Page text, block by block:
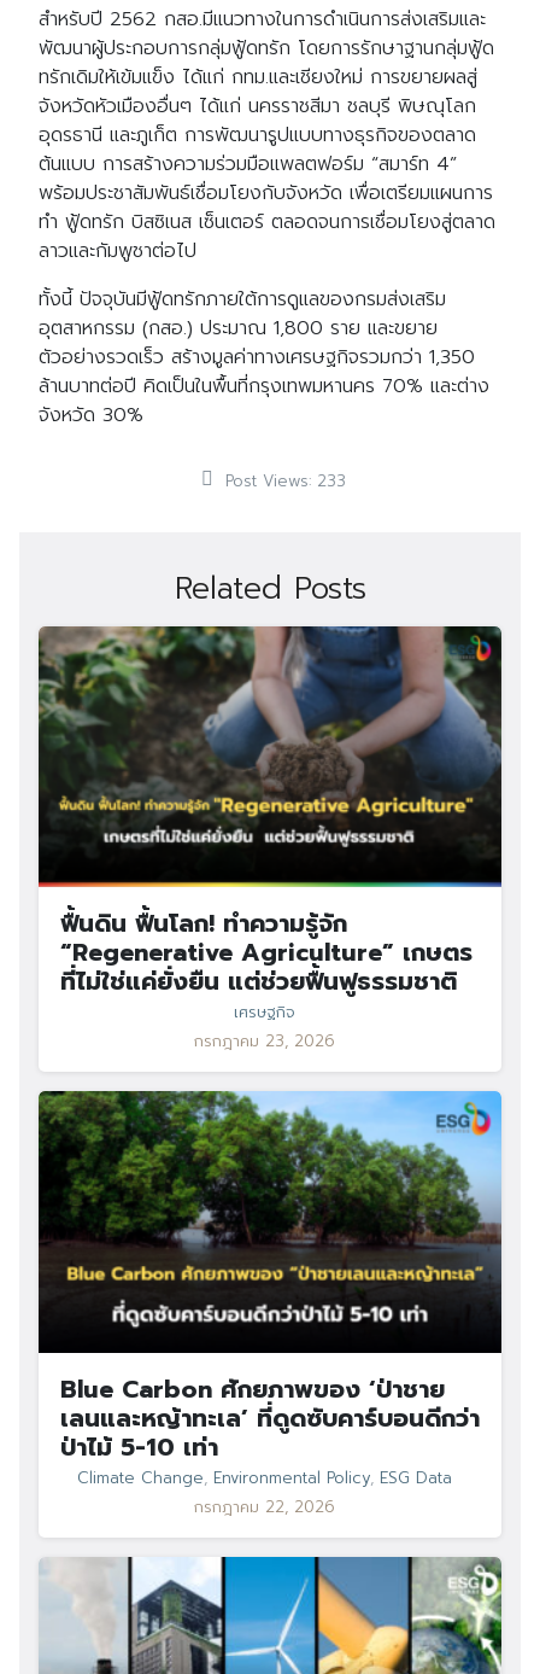
สำหรับปี 2562 กสอ.มีแนวทางในการดำเนินการส่งเสริมและ
พัฒนาผู้ประกอบการกลุ่มฟู้ดทรัก โดยการรักษาฐานกลุ่มฟู้ด
ทรักเดิมให้เข้มแข็ง ได้แก่ กทม.และเชียงใหม่ การขยายผลสู่
จังหวัดหัวเมืองอื่นๆ ได้แก่ นครราชสีมา ชลบุรี พิษณุโลก
อุดรธานี และภูเก็ต การพัฒนารูปแบบทางธุรกิจของตลาด
ต้นแบบ การสร้างความร่วมมือแพลตฟอร์ม “สมาร์ท 4”
พร้อมประชาสัมพันธ์เชื่อมโยงกับจังหวัด เพื่อเตรียมแผนการ
ทำ ฟู้ดทรัก บิสซิเนส เซ็นเตอร์ ตลอดจนการเชื่อมโยงสู่ตลาด
ลาวและกัมพูชาต่อไป
ทั้งนี้ ปัจจุบันมีฟู้ดทรักภายใต้การดูแลของกรมส่งเสริม
อุตสาหกรรม (กสอ.) ประมาณ 1,800 ราย และขยาย
ตัวอย่างรวดเร็ว สร้างมูลค่าทางเศรษฐกิจรวมกว่า 1,350
ล้านบาทต่อปี คิดเป็นในพื้นที่กรุงเทพมหานคร 70% และต่าง
จังหวัด 30%
Post Views: 233
Related Posts
ฟื้นดิน ฟื้นโลก! ทำความรู้จัก
“Regenerative Agriculture” เกษตร
ที่ไม่ใช่แค่ยั่งยืน แต่ช่วยฟื้นฟูธรรมชาติ
เศรษฐกิจ
กรกฎาคม 23, 2026
Blue Carbon ศักยภาพของ ‘ป่าชาย
เลนและหญ้าทะเล’ ที่ดูดซับคาร์บอนดีกว่า
ป่าไม้ 5-10 เท่า
Climate Change, Environmental Policy, ESG Data
กรกฎาคม 22, 2026